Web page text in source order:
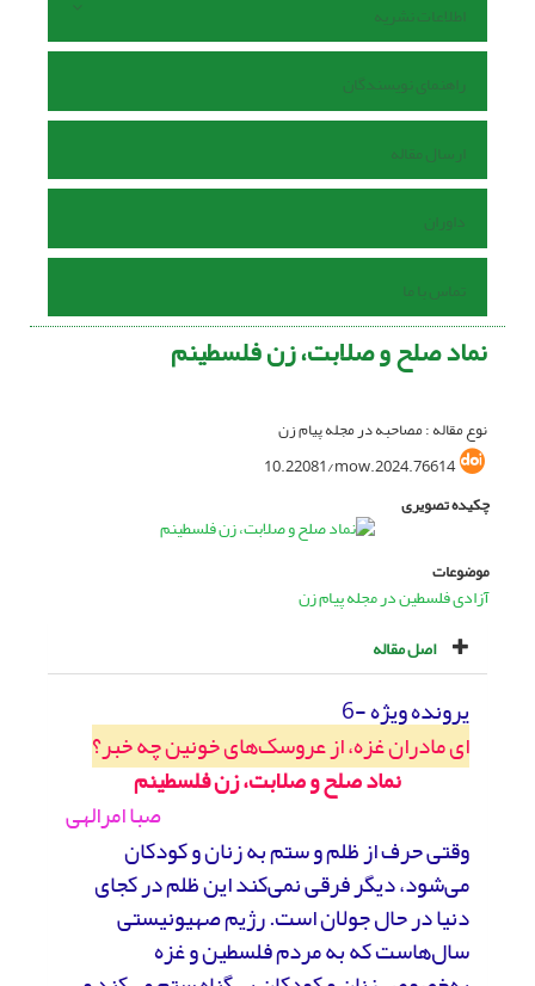
اطلاعات نشریه
راهنمای نویسندگان
ارسال مقاله
داوران
تماس با ما
نماد صلح و صلابت، زن فلسطینم
نوع مقاله : مصاحبه در مجله پیام زن
10.22081/mow.2024.76614
چکیده تصویری
موضوعات
آزادی فلسطین در مجله پیام زن
اصل مقاله
پرونده ویژه -6
ای مادران غزه، از عروسک‌های خونین چه خبر؟
نماد صلح و صلابت، زن فلسطینم
صبا امرالهی
وقتی حرف از ظلم و ستم به زنان و کودکان
می‌شود، دیگر فرقی نمی‌کند این ظلم در کجای
دنیا در حال جولان است. رژیم صهیونیستی
سال‌هاست که به مردم فلسطین و غزه